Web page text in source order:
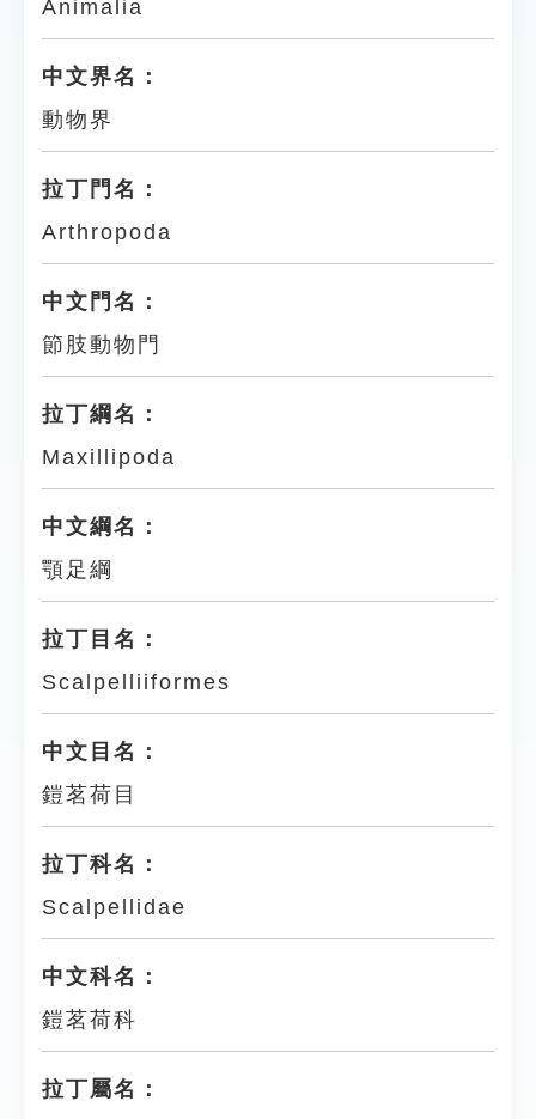
Animalia
中文界名：
動物界
拉丁門名：
Arthropoda
中文門名：
節肢動物門
拉丁綱名：
Maxillipoda
中文綱名：
顎足綱
拉丁目名：
Scalpelliiformes
中文目名：
鎧茗荷目
拉丁科名：
Scalpellidae
中文科名：
鎧茗荷科
拉丁屬名：